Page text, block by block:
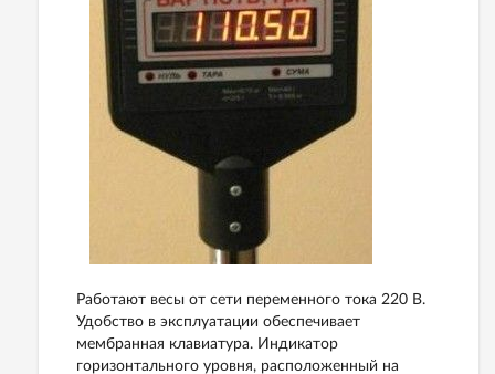
Работают весы от сети переменного тока 220 В.
Удобство в эксплуатации обеспечивает
мембранная клавиатура. Индикатор
горизонтального уровня, расположенный на